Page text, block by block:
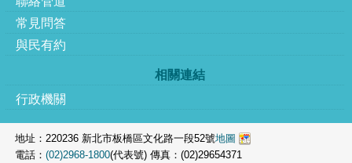
常見問答
與民有約
相關連結
行政機關
地址：220236 新北市板橋區文化路一段52號地圖
電話： (02)2968-1800(代表號) 傳真：(02)29654371